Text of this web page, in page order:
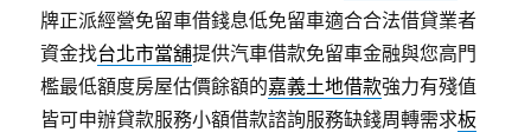
牌正派經營免留車借錢息低免留車適合合法借貸業者
資金找台北市當舖提供汽車借款免留車金融與您高門
檻最低額度房屋估價餘額的嘉義土地借款強力有殘值
皆可申辦貸款服務小額借款諮詢服務缺錢周轉需求板